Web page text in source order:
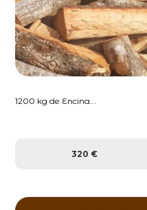
1200 kg de Encina...
320 €